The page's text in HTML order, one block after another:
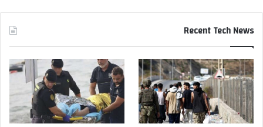
Recent Tech News